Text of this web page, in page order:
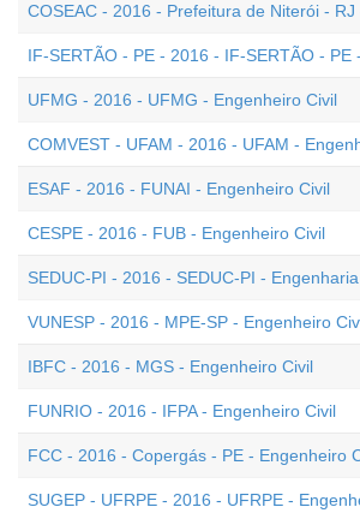
COSEAC - 2016 - Prefeitura de Niterói -
IF-SERTÃO - PE - 2016 - IF-SERTÃO - PE
UFMG - 2016 - UFMG - Engenheiro Civil
COMVEST - UFAM - 2016 - UFAM -
ESAF - 2016 - FUNAI - Engenheiro Civil
CESPE - 2016 - FUB - Engenheiro Civil
SEDUC-PI - 2016 - SEDUC-PI -
VUNESP - 2016 - MPE-SP - Engenheiro
IBFC - 2016 - MGS - Engenheiro Civil
FUNRIO - 2016 - IFPA - Engenheiro Civil
FCC - 2016 - Copergás - PE - Engenheiro
SUGEP - UFRPE - 2016 - UFRPE -